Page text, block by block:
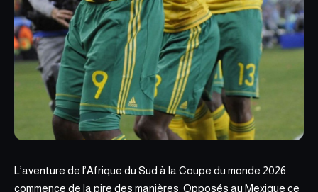
L’aventure de l’Afrique du Sud à la Coupe du monde 2026
commence de la pire des manières. Opposés au Mexique ce